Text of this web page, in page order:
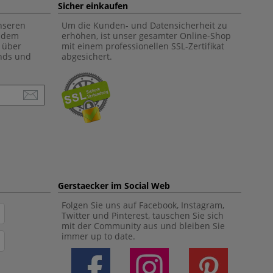
über
und
Sicher einkaufen
Um die Kunden- und Datensicherheit zu
erhöhen, ist unser gesamter Online-Shop
mit einem professionellen SSL-Zertifikat
abgesichert.
Gerstaecker im Social Web
Folgen Sie uns auf Facebook, Instagram,
Twitter und Pinterest, tauschen Sie sich
mit der Community aus und bleiben Sie
immer up to date.